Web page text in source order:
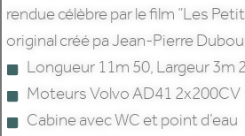
rendue célèbre par le film ”Les
original créé pa Jean-Pierre
Longueur 11m 50, Largeur 3m
Moteurs Volvo AD41 2x200CV
Cabine avec WC et point d’eau